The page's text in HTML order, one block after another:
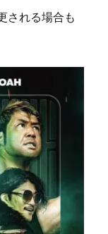
される場合も